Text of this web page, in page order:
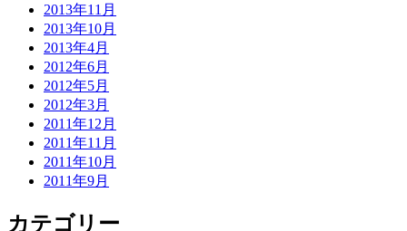
2013年11月
2013年10月
2013年4月
2012年6月
2012年5月
2012年3月
2011年12月
2011年11月
2011年10月
2011年9月
カテゴリー